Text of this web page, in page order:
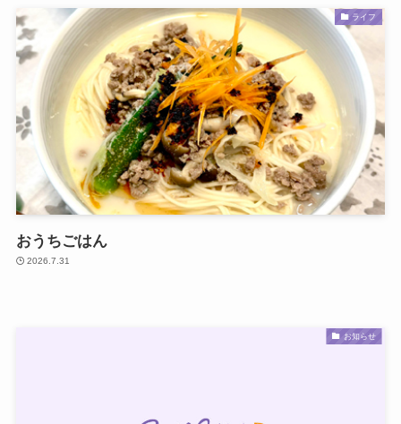
ライフ
おうちごはん
2026.7.31
お知らせ